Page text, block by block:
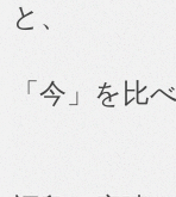
と、
「今」を比